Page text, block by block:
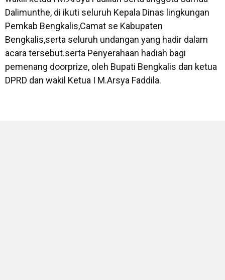
Dalimunthe, di ikuti seluruh Kepala Dinas lingkungan
Pemkab Bengkalis,Camat se Kabupaten
Bengkalis,serta seluruh undangan yang hadir dalam
acara tersebut.serta Penyerahaan hadiah bagi
pemenang doorprize, oleh Bupati Bengkalis dan ketua
DPRD dan wakil Ketua I M.Arsya Faddila.